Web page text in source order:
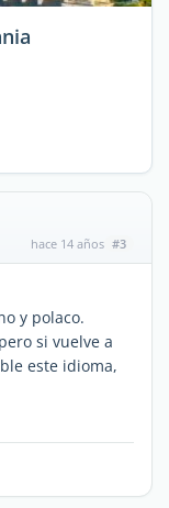
hace 14 años #3
y polaco.
si vuelve a
este idioma,